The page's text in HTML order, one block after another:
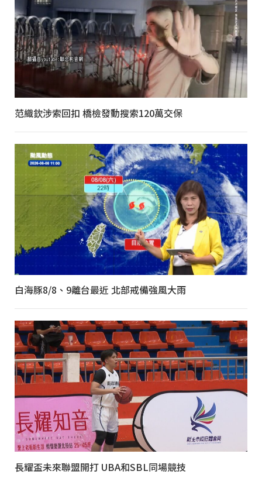
范織欽涉索回扣 橋檢發動搜索120萬交保
白海豚8/8、9離台最近 北部戒備強風大雨
長耀盃未來聯盟開打 UBA和SBL同場競技